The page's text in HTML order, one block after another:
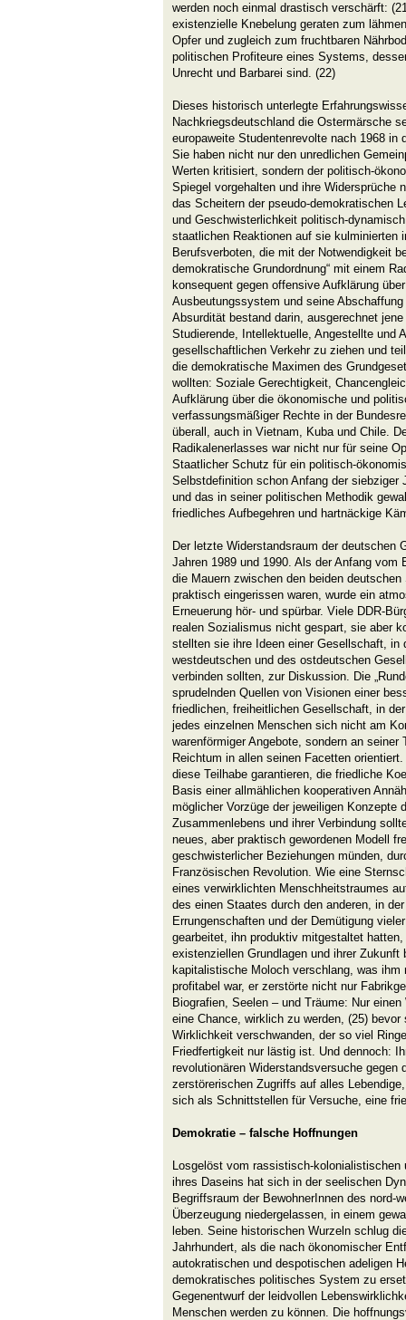
werden noch einmal drastisch verschärft:
existenzielle Knebelung geraten zum
Opfer und zugleich zum fruchtbaren
politischen Profiteure eines Systems,
Unrecht und Barbarei sind. (22)
Dieses historisch unterlegte
Nachkriegsdeutschland die Ostermärsche
europaweite Studentenrevolte nach 1968 in
Sie haben nicht nur den unredlichen
Werten kritisiert, sondern der politisch-
Spiegel vorgehalten und ihre Widersprüche
das Scheitern der pseudo-demokratischen
und Geschwisterlichkeit politisch-
staatlichen Reaktionen auf sie kulminierten
Berufsverboten, die mit der Notwendigkeit
demokratische Grundordnung“ mit einem
konsequent gegen offensive Aufklärung
Ausbeutungssystem und seine
Absurdität bestand darin, ausgerechnet
Studierende, Intellektuelle, Angestellte und
gesellschaftlichen Verkehr zu ziehen und
die demokratische Maximen des
wollten: Soziale Gerechtigkeit,
Aufklärung über die ökonomische und
verfassungsmäßiger Rechte in der
überall, auch in Vietnam, Kuba und Chile.
Radikalenerlasses war nicht nur für seine
Staatlicher Schutz für ein politisch-
Selbstdefinition schon Anfang der siebziger
und das in seiner politischen Methodik
friedliches Aufbegehren und hartnäckige
Der letzte Widerstandsraum der deutschen
Jahren 1989 und 1990. Als der Anfang vom
die Mauern zwischen den beiden
praktisch eingerissen waren, wurde ein
Erneuerung hör- und spürbar. Viele DDR-
realen Sozialismus nicht gespart, sie aber
stellten sie ihre Ideen einer Gesellschaft, in
westdeutschen und des ostdeutschen
verbinden sollten, zur Diskussion. Die
sprudelnden Quellen von Visionen einer
friedlichen, freiheitlichen Gesellschaft, in
jedes einzelnen Menschen sich nicht am
warenförmiger Angebote, sondern an
Reichtum in allen seinen Facetten
diese Teilhabe garantieren, die friedliche
Basis einer allmählichen kooperativen
möglicher Vorzüge der jeweiligen Konzepte
Zusammenlebens und ihrer Verbindung
neues, aber praktisch gewordenen Modell
geschwisterlicher Beziehungen münden,
Französischen Revolution. Wie eine
eines verwirklichten Menschheitstraumes
des einen Staates durch den anderen, in
Errungenschaften und der Demütigung
gearbeitet, ihn produktiv mitgestaltet
existenziellen Grundlagen und ihrer Zukunft
kapitalistische Moloch verschlang, was ihm
profitabel war, er zerstörte nicht nur
Biografien, Seelen – und Träume: Nur
eine Chance, wirklich zu werden, (25)
Wirklichkeit verschwanden, der so viel
Friedfertigkeit nur lästig ist. Und dennoch:
revolutionären Widerstandsversuche gegen
zerstörerischen Zugriffs auf alles
sich als Schnittstellen für Versuche, eine
Demokratie – falsche Hoffnungen
Losgelöst vom rassistisch-kolonialistischen
ihres Daseins hat sich in der seelischen
Begriffsraum der BewohnerInnen des nord-
Überzeugung niedergelassen, in einem
leben. Seine historischen Wurzeln schlug
Jahrhundert, als die nach ökonomischer
autokratischen und despotischen adeligen
demokratisches politisches System zu
Gegenentwurf der leidvollen
Menschen werden zu können. Die